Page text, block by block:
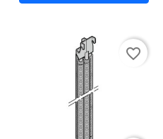
favorite_border